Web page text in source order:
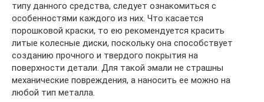
типу данного средства, следует ознакомиться с
особенностями каждого из них. Что касается
порошковой краски, то ею рекомендуется красить
литые колесные диски, поскольку она способствует
созданию прочного и твердого покрытия на
поверхности детали. Для такой эмали не страшны
механические повреждения, а наносить ее можно на
любой тип металла.